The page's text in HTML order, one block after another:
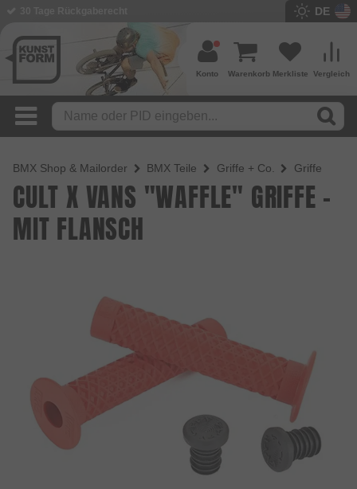
DE
Vergleich
Merkliste
Warenkorb
Konto
BMX Shop & Mailorder BMX Teile Griffe + Co. Griffe
CULT X VANS "WAFFLE" GRIFFE -
MIT FLANSCH